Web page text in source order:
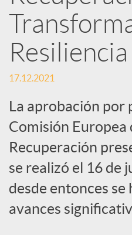
l
i
c
a
d
o
Resiliencia
17.12.2021
La aprobación por
Comisión Europea
Recuperación
se realizó el 16 de
desde entonces
avances